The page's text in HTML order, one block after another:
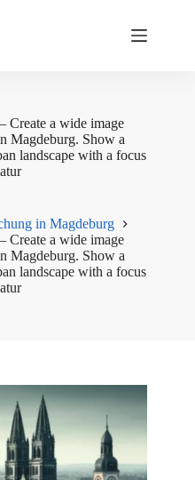
Create a wide image
Magdeburg. Show a
landscape with a focus
in Magdeburg
Create a wide image
Magdeburg. Show a
landscape with a focus